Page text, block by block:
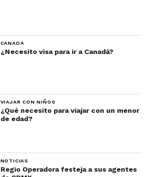
CANADÁ
¿Necesito visa para ir a Canadá?
VIAJAR CON NIÑOS
¿Qué necesito para viajar con un menor
de edad?
NOTICIAS
Regio Operadora festeja a sus agentes